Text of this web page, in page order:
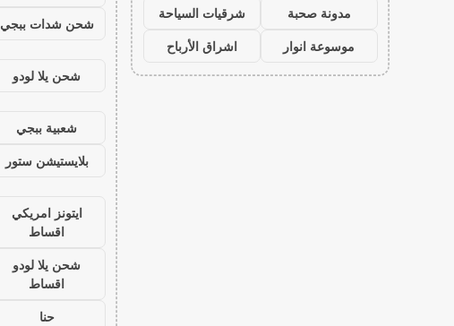
مدونة صحبة
شرقيات السياحة
موسوعة انوار
اشراق الأرباح
شحن شدات ببجي
شحن يلا لودو
شعبية ببجي
بلايستيشن ستور
ايتونز امريكي
اقساط
شحن يلا لودو
اقساط
حنا